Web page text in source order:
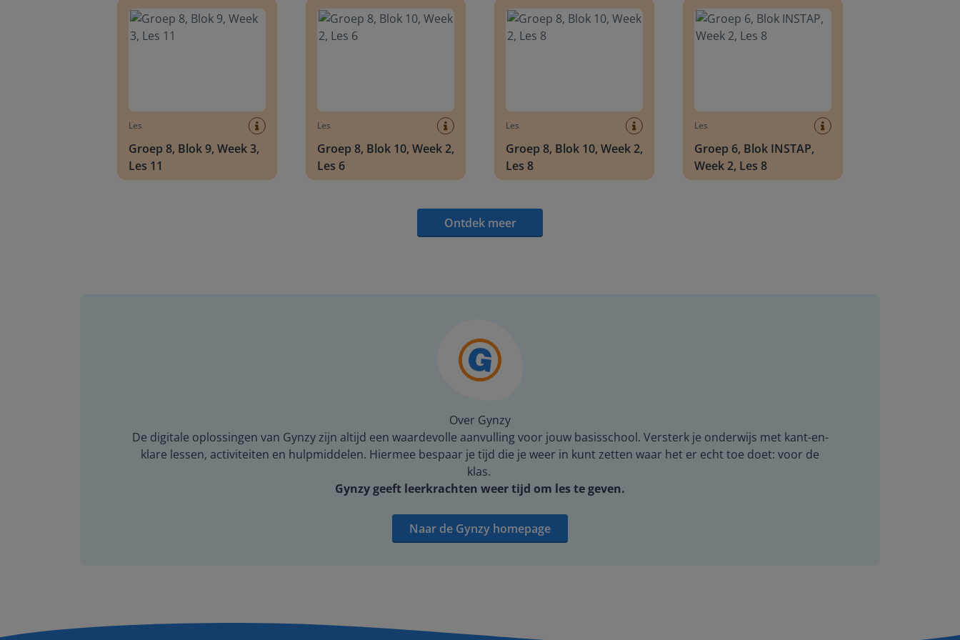
Les
Groep 8, Blok 9, Week 3,
Les 11
Les
Groep 8, Blok 10, Week 2,
Les 6
Les
Groep 8, Blok 10, Week 2,
Les 8
Les
Groep 6, Blok INSTAP,
Week 2, Les 8
Ontdek meer
Over Gynzy
De digitale oplossingen van Gynzy zijn altijd een waardevolle aanvulling voor jouw basisschool. Versterk je onderwijs met kant-en-
klare lessen, activiteiten en hulpmiddelen. Hiermee bespaar je tijd die je weer in kunt zetten waar het er echt toe doet: voor de
klas.
Gynzy geeft leerkrachten weer tijd om les te geven.
Naar de Gynzy homepage